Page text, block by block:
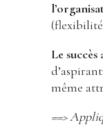
Le
même
==>